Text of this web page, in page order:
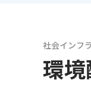
社会インフ
環